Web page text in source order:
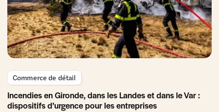
Commerce de détail
Incendies en Gironde, dans les Landes et dans le Var :
dispositifs d’urgence pour les entreprises